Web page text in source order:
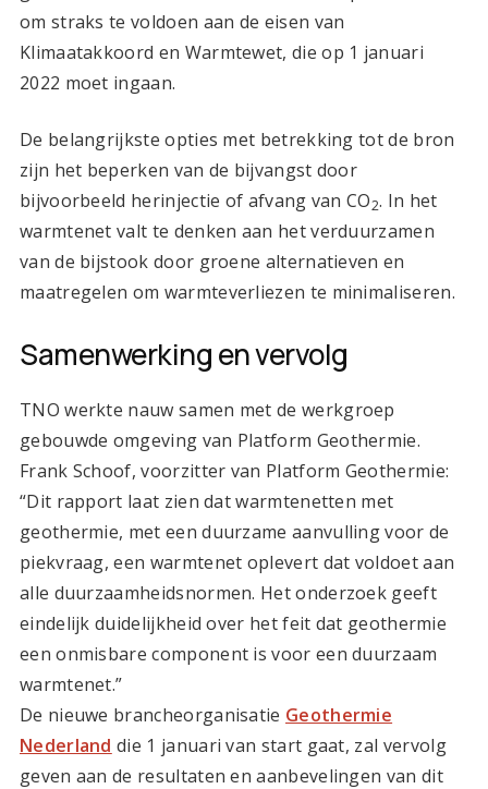
om straks te voldoen aan de eisen van
Klimaatakkoord en Warmtewet, die op 1 januari
2022 moet ingaan.
De belangrijkste opties met betrekking tot de bron
zijn het beperken van de bijvangst door
bijvoorbeeld herinjectie of afvang van CO2. In het
warmtenet valt te denken aan het verduurzamen
van de bijstook door groene alternatieven en
maatregelen om warmteverliezen te minimaliseren.
Samenwerking en vervolg
TNO werkte nauw samen met de werkgroep
gebouwde omgeving van Platform Geothermie.
Frank Schoof, voorzitter van Platform Geothermie:
“Dit rapport laat zien dat warmtenetten met
geothermie, met een duurzame aanvulling voor de
piekvraag, een warmtenet oplevert dat voldoet aan
alle duurzaamheidsnormen. Het onderzoek geeft
eindelijk duidelijkheid over het feit dat geothermie
een onmisbare component is voor een duurzaam
warmtenet.”
De nieuwe brancheorganisatie Geothermie
Nederland die 1 januari van start gaat, zal vervolg
geven aan de resultaten en aanbevelingen van dit